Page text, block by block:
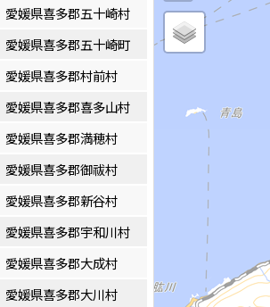
愛媛県喜多郡五十崎村
愛媛県喜多郡五十崎町
愛媛県喜多郡村前村
愛媛県喜多郡喜多山村
愛媛県喜多郡満穂村
愛媛県喜多郡御祓村
愛媛県喜多郡新谷村
愛媛県喜多郡宇和川村
愛媛県喜多郡大成村
愛媛県喜多郡大川村